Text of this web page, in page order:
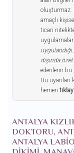
oluşturmaz.
amaçlı
ticari
uygulandığı
dışında
edenlerin bu
Bu
hemen
ANTALYA
DOKTORU,
ANTALYA